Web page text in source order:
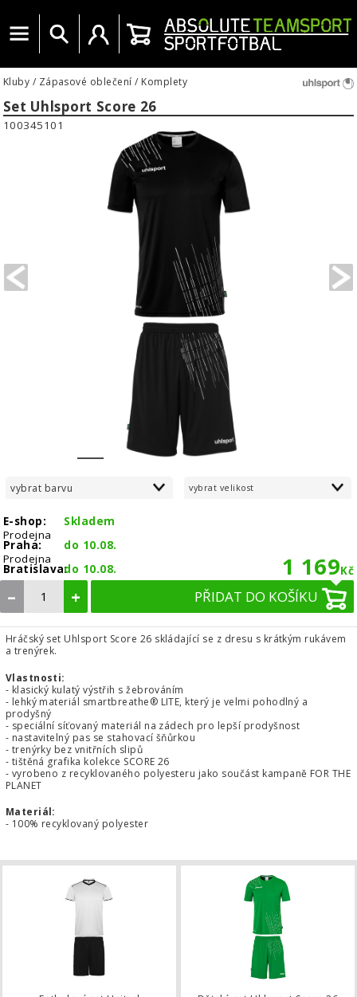
Menu Vyhledat Uživatelský účet
Košík
Kluby / Zápasové oblečení / Komplety
Set Uhlsport Score 26
PREVIOUS
3 6
100345101
vybrat barvu vybrat velikost
E-shop:
Skladem
Prodejna
Praha:
do 10.08.
Prodejna
Bratislava:do 10.08. 1 169Kč
– + PŘIDAT DO KOŠÍKU
Hráčský set Uhlsport Score 26 skládající se z dresu s krátkým rukávem
a trenýrek.
Vlastnosti:
- klasický kulatý výstřih s žebrováním
- lehký materiál smartbreathe® LITE, který je velmi pohodlný a
prodyšný
- speciální síťovaný materiál na zádech pro lepší prodyšnost
- nastavitelný pas se stahovací šňůrkou
- trenýrky bez vnitřních slipů
- tištěná grafika kolekce SCORE 26
- vyrobeno z recyklovaného polyesteru jako součást kampaně FOR THE
PLANET
Materiál:
- 100% recyklovaný polyester